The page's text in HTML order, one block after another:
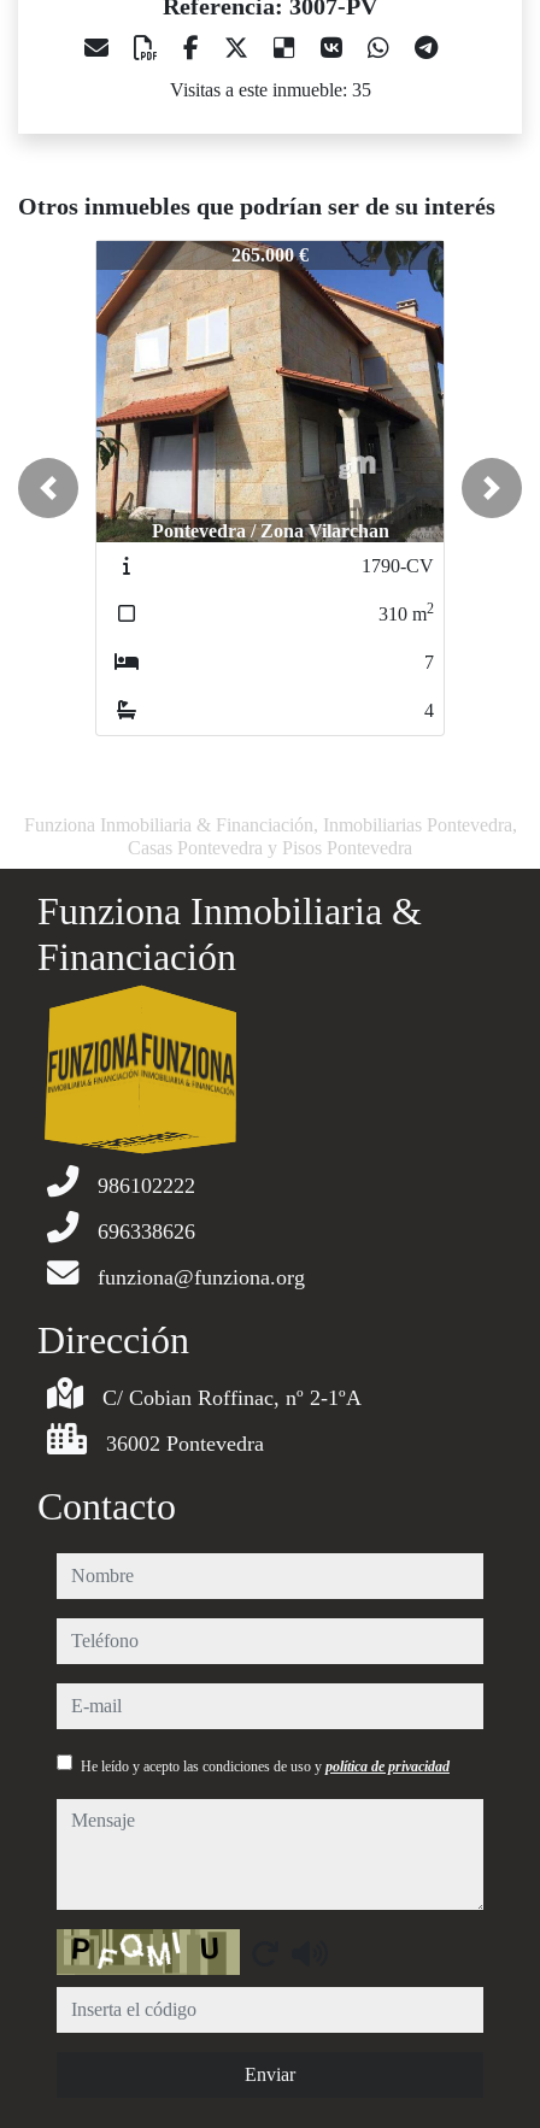
Referencia: 3007-PV
Visitas a este inmueble: 35
Otros inmuebles que podrían ser de su interés
265.000 €
Pontevedra / Zona Vilarchan
3007-PV
3007-PV 140.000 €
Campo Lameiro / Paredes
2757-CV
178m2
0
0
Previous Next
Funziona Inmobiliaria & Financiación, Inmobiliarias Pontevedra,
Casas Pontevedra y Pisos Pontevedra
Funziona Inmobiliaria &
Financiación
986102222
696338626
funziona@funziona.org
Dirección
C/ Cobian Roffinac, nº 2-1ºA
36002 Pontevedra
Contacto
nombre
teléfono
e-mail
He leído y acepto las condiciones de uso y política de privacidad
mensaje
Captcha
Enviar